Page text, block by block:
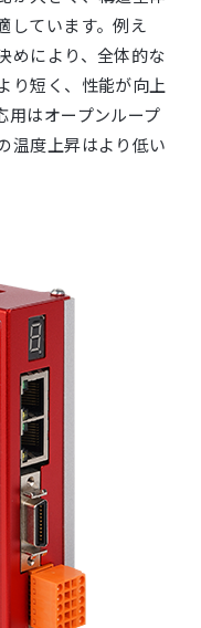
しています。例え
めにより、全体的な
り短く、性能が向上
用はオープンループ
温度上昇はより低い